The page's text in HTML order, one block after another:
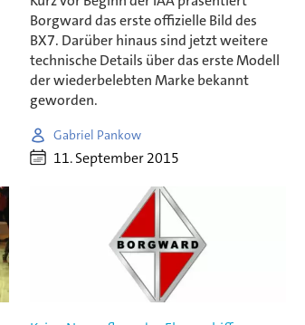
Borgward das erste offizielle Bild des
BX7. Darüber hinaus sind jetzt weitere
technische Details über das erste Modell
der wiederbelebten Marke bekannt
geworden.
Gabriel Pankow
11. September 2015